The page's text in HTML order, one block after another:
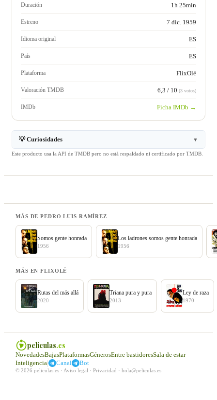
Duración 1h 25min
Estreno 7 dic. 1959
Idioma original ES
País ES
Plataforma FlixOlé
Valoración TMDB 6,3 / 10 (3 votos)
IMDb Ficha IMDb →
💡 Curiosidades ▼
Este producto usa la API de TMDB pero no está respaldado ni certificado por TMDB.
MÁS DE PEDRO LUIS RAMÍREZ
Somos gente honrada
1956
Los ladrones somos gente honrada
1956
MÁS EN FLIXOLÉ
Rutas del más allá
2020
Triana pura y pura
2013
Ley de raza
1970
peliculas.es
NovedadesBajasPlataformasGénerosEntre bastidoresSala de estar
Inteligencia| Canal Bot
© 2026 peliculas.es · Aviso legal · Privacidad · hola@peliculas.es